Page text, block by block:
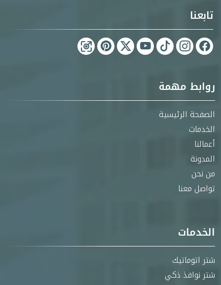
تابعنا
روابط مهمة
الصفحة الرئيسية
الخدمات
أعمالنا
المدونة
من نحن
تواصل معنا
الخدمات
شتر اتوماتيك
شتر نوافذ ذكي